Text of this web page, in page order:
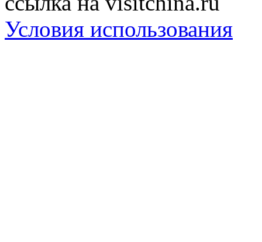
Условия использования